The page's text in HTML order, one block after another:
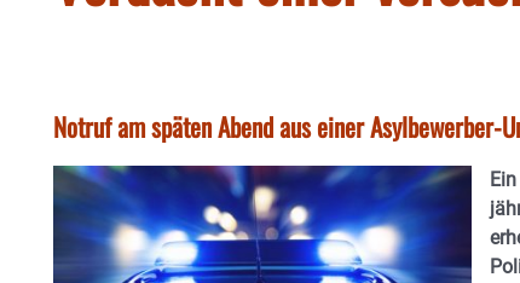
Notruf am späten Abend aus einer